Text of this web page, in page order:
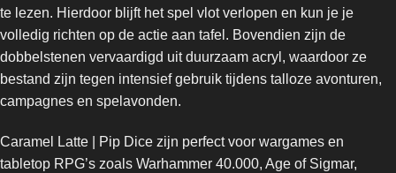
te lezen. Hierdoor blijft het spel vlot verlopen en kun je je
volledig richten op de actie aan tafel. Bovendien zijn de
dobbelstenen vervaardigd uit duurzaam acryl, waardoor ze
bestand zijn tegen intensief gebruik tijdens talloze avonturen,
campagnes en spelavonden.
Caramel Latte | Pip Dice zijn perfect voor wargames en
tabletop RPG’s zoals Warhammer 40.000, Age of Sigmar,